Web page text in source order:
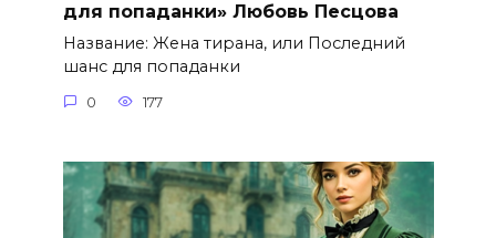
для попаданки» Любовь Песцова
Название: Жена тирана, или Последний
шанс для попаданки
0 177